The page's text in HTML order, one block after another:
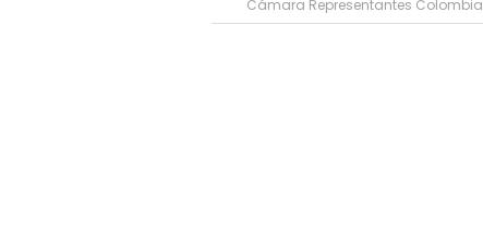
Cámara Representantes Colombia